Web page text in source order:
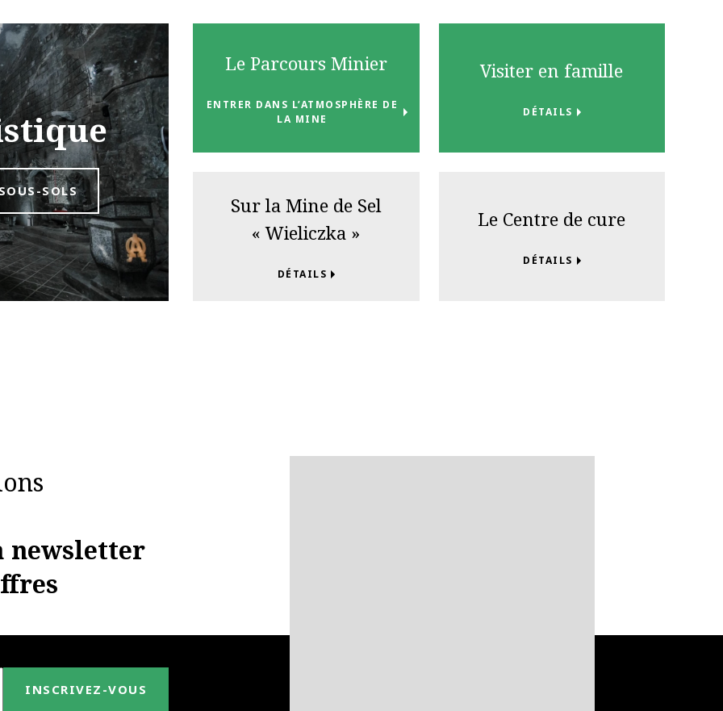
SOLS
Le Parcours Minier
ENTRER DANS L’ATMOSPHÈRE DE
LA MINE
Visiter en famille
DÉTAILS
Sur la Mine de Sel
« Wieliczka »
DÉTAILS
Le Centre de cure
DÉTAILS
newsletter
INSCRIVEZ-VOUS